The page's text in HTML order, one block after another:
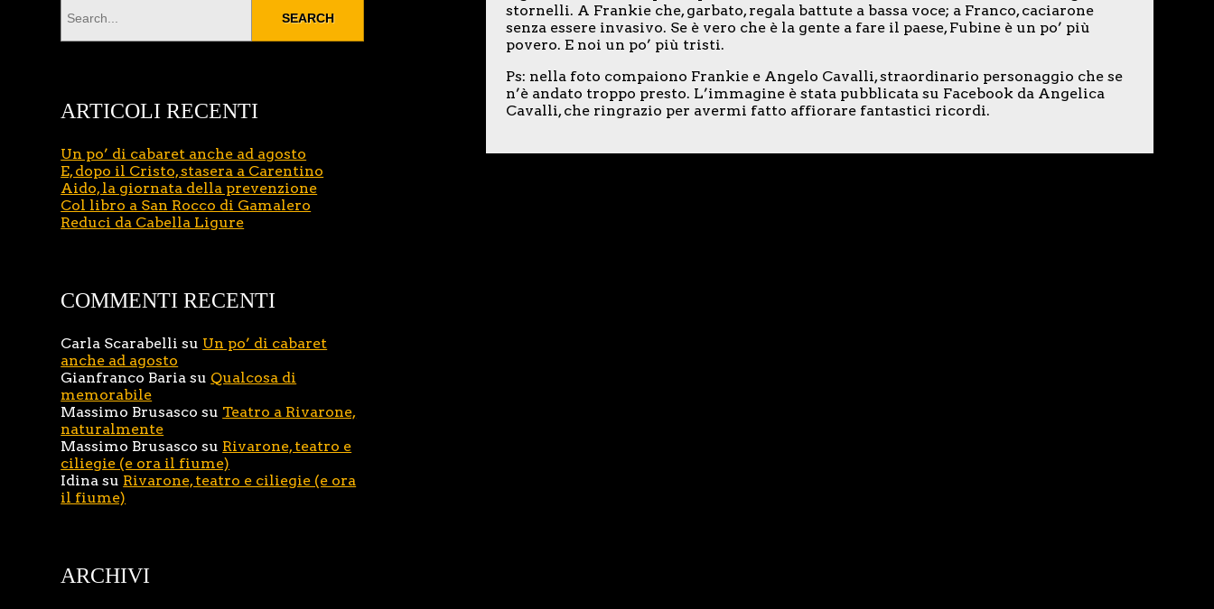
stornelli. A Frankie che, garbato, regala battute a bassa voce; a Franco, caciarone
senza essere invasivo. Se è vero che è la gente a fare il paese, Fubine è un po’ più
povero. E noi un po’ più tristi.
Ps: nella foto compaiono Frankie e Angelo Cavalli, straordinario personaggio che se
n’è andato troppo presto. L’immagine è stata pubblicata su Facebook da Angelica
Cavalli, che ringrazio per avermi fatto affiorare fantastici ricordi.
ARTICOLI RECENTI
Un po’ di cabaret anche ad agosto
E, dopo il Cristo, stasera a Carentino
Aido, la giornata della prevenzione
Col libro a San Rocco di Gamalero
Reduci da Cabella Ligure
COMMENTI RECENTI
Carla Scarabelli su Un po’ di cabaret
anche ad agosto
Gianfranco Baria su Qualcosa di
memorabile
Massimo Brusasco su Teatro a Rivarone,
naturalmente
Massimo Brusasco su Rivarone, teatro e
ciliegie (e ora il fiume)
Idina su Rivarone, teatro e ciliegie (e ora
il fiume)
ARCHIVI